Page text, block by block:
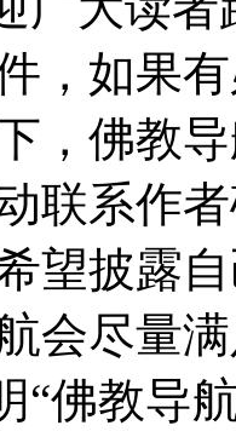
，如果
，佛教
联系作
望披露
会尽量
“佛教导